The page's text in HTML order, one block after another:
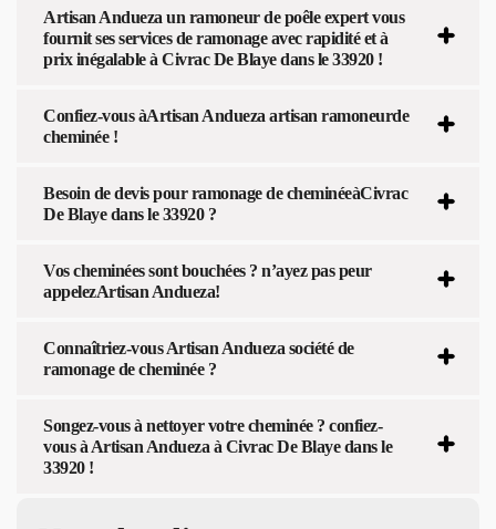
Artisan Andueza un ramoneur de poêle expert vous
fournit ses services de ramonage avec rapidité et à
prix inégalable à Civrac De Blaye dans le 33920 !
Confiez-vous àArtisan Andueza artisan ramoneurde
cheminée !
Besoin de devis pour ramonage de cheminéeàCivrac
De Blaye dans le 33920 ?
Vos cheminées sont bouchées ? n’ayez pas peur
appelezArtisan Andueza!
Connaîtriez-vous Artisan Andueza société de
ramonage de cheminée ?
Songez-vous à nettoyer votre cheminée ? confiez-
vous à Artisan Andueza à Civrac De Blaye dans le
33920 !